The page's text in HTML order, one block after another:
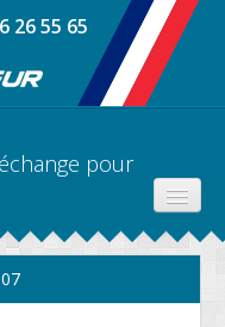
26 55 65
pour